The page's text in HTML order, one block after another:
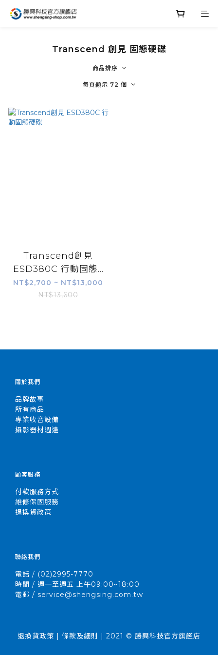
Transcend 創見 固態硬碟
商品排序
每頁顯示 72 個
Transcend創見
ESD380C 行動固態...
NT$2,700 ~ NT$13,000
NT$13,600
關於我們
品牌故事
所有商品
專業收音設備
攝影器材週邊
顧客服務
付款服務方式
維修保固服務
退換貨政策
聯絡我們
電話 / (02)2995-7770
時間 / 週一至週五 上午09:00~18:00
電郵 / service@shengsing.com.tw
退換貨政策 | 條款及細則 | 2021 © 勝興科技官方旗艦店